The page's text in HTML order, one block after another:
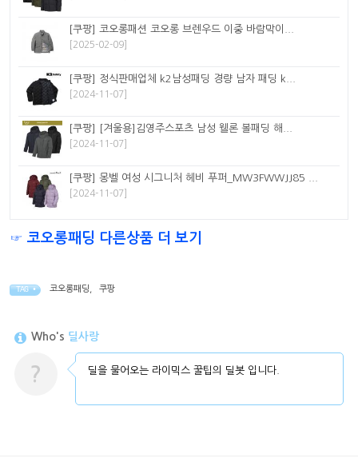
[쿠팡] 코오롱패션 코오롱 브렌우드 이중 바람막이...
[2025-02-09]
[쿠팡] 정식판매업체 k2남성패딩 경량 남자 패딩 k...
[2024-11-07]
[쿠팡] [겨울용]김영주스포츠 남성 웰론 볼패딩 해...
[2024-11-07]
[쿠팡] 몽벨 여성 시그니처 헤비 푸퍼_MW3FWWJJ85 ...
[2024-11-07]
☞ 코오롱패딩 다른상품 더 보기
TAG • 코오롱패딩 쿠팡
Who's 딜사랑
? 딜을 물어오는 라이믹스 꿀팁의 딜봇 입니다.